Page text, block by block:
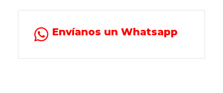
Envíanos un Whatsapp